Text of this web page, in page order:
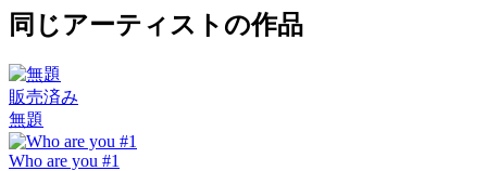
同じアーティストの作品
販売済み
無題
Who are you #1